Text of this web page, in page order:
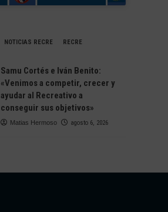
NOTICIAS RECRE RECRE
Samu Cortés e Iván Benito:
«Venimos a competir, crecer y
ayudar al Recreativo a
conseguir sus objetivos»
Matias Hermoso agosto 6, 2026